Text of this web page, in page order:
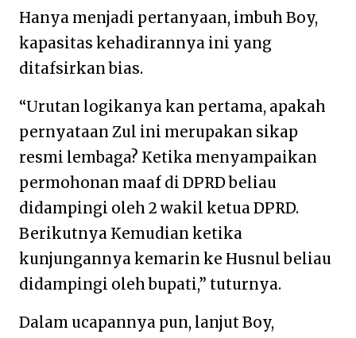
Hanya menjadi pertanyaan, imbuh Boy,
kapasitas kehadirannya ini yang
ditafsirkan bias.
“Urutan logikanya kan pertama, apakah
pernyataan Zul ini merupakan sikap
resmi lembaga? Ketika menyampaikan
permohonan maaf di DPRD beliau
didampingi oleh 2 wakil ketua DPRD.
Berikutnya Kemudian ketika
kunjungannya kemarin ke Husnul beliau
didampingi oleh bupati,” tuturnya.
Dalam ucapannya pun, lanjut Boy,